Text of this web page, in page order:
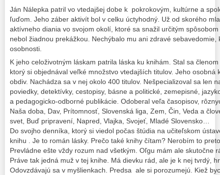
Ján Nálepka patril vo vtedajšej dobe k pokrokovým, kultúrne a
ľuďom. Jeho záber aktivít bol v celku úctyhodný. Už od skorého
aktívneho diania vo svojom okolí, ktoré sa snažil určitým
nebol žiadnou prekážkou. Nechýbalo mu ani zdravé sebavedomie,
osobnosti.
K jeho celoživotným láskam patrila láska ku knihám. Stal sa
ktorý si objednával veľké množstvo vtedajších titulov. Jeho osobná
obdiv. Nachádza sa v nej okolo 400 titulov. Nešpecializoval sa len
poviedky, detektívky, cestopisy, básne a politické, zemepisné,
a pedagogicko-odborné publikácie. Odoberal veľa časopisov,
Naša doba, Dav, Prítomnosť, Slovenská liga, Zem, Čin, Veda a
svet, Buď pripravení, Napred, Vlajka, Svojeť, Mladé Slovensko…
Do svojho denníka, ktorý si viedol počas štúdia na učiteľskom
knihu . Je to román lásky. Prečo také knihy čítam? Nerobím to
Prevládne ešte vždy rozum nad všetkým. Oľgu mám ale skutočne
Práve tak jedná muž v tej knihe. Má dievku rád, ale je k nej tvrdý,
Odovzdávajú sa v myšlienkach. Predsa ale si porozumejú. Kiež